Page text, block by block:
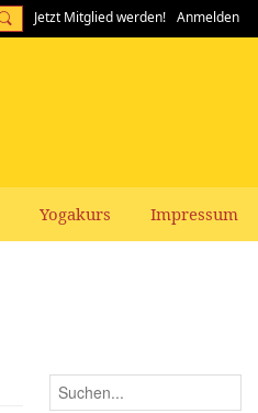
Jetzt Mitglied werden! Anmelden
Yogakurs Impressum